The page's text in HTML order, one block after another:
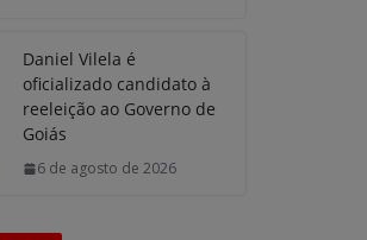
Daniel Vilela é
oficializado candidato à
reeleição ao Governo de
Goiás
6 de agosto de 2026